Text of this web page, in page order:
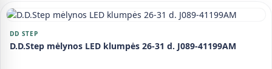
DD STEP
D.D.Step mėlynos LED klumpės 26-31 d. J089-41199AM